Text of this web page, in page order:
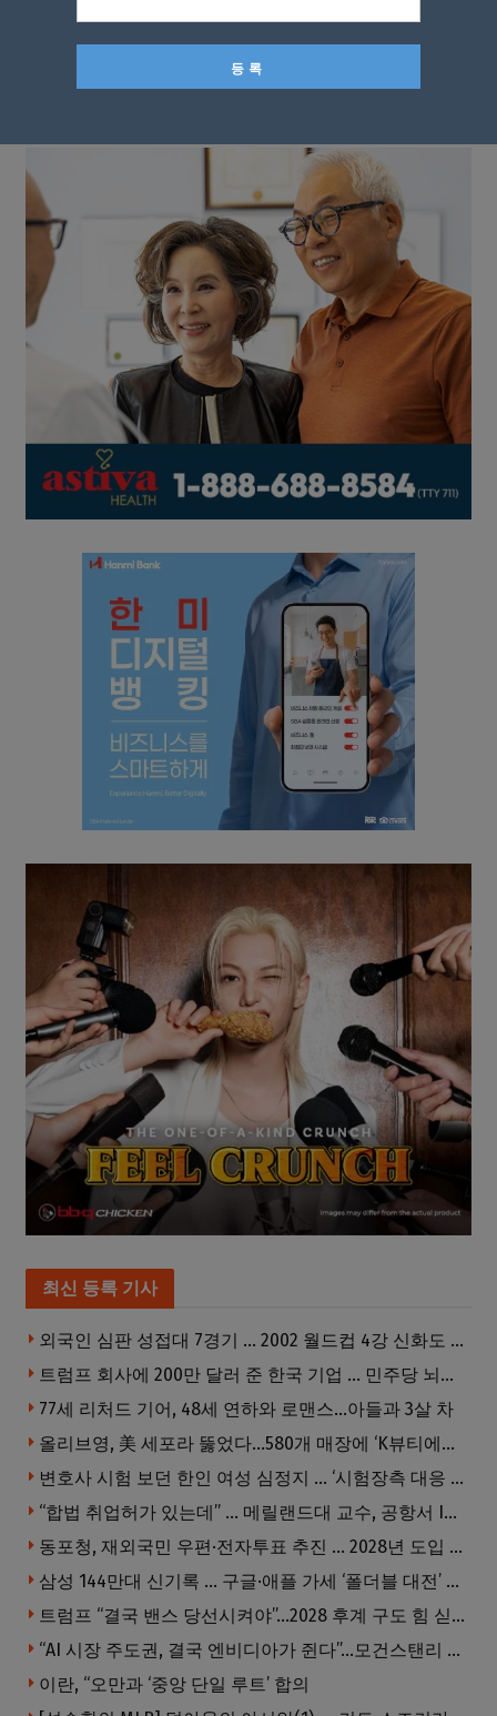
최신 등록 기사
외국인 심판 성접대 7경기 … 2002 월드컵 4강 신화도 흔들
트럼프 회사에 200만 달러 준 한국 기업 … 민주당 뇌물의혹 조사
77세 리처드 기어, 48세 연하와 로맨스…아들과 3살 차
올리브영, 美 세포라 뚫었다…580개 매장에 ‘K뷰티에딧’ 론칭
변호사 시험 보던 한인 여성 심정지 … ‘시험장측 대응 부적절’ 소송
“합법 취업허가 있는데” … 메릴랜드대 교수, 공항서 ICE에 체포, 구금 중
동포청, 재외국민 우편·전자투표 추진 … 2028년 도입 목표
삼성 144만대 신기록 … 구글·애플 가세 ‘폴더블 대전’ 열린다
트럼프 “결국 밴스 당선시켜야”…2028 후계 구도 힘 싣나
“AI 시장 주도권, 결국 엔비디아가 쥔다”…모건스탠리 장담
이란, “오만과 ‘중앙 단일 루트’ 합의